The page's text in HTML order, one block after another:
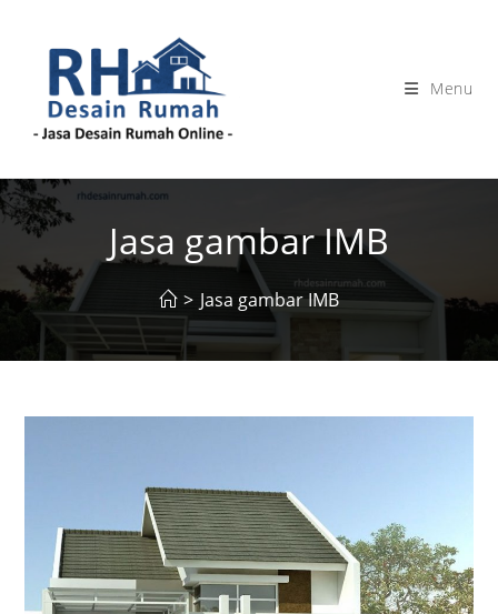
Menu
Jasa gambar IMB
> Jasa gambar IMB